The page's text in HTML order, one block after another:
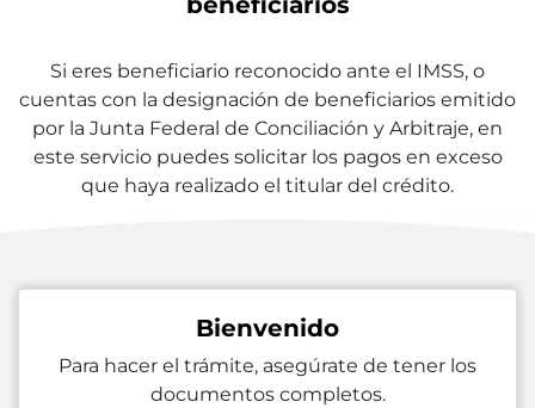
Si eres beneficiario reconocido ante el IMSS, o
cuentas con la designación de beneficiarios emitido
por la Junta Federal de Conciliación y Arbitraje, en
este servicio puedes solicitar los pagos en exceso
que haya realizado el titular del crédito.
Bienvenido
Para hacer el trámite, asegúrate de tener los
documentos completos.